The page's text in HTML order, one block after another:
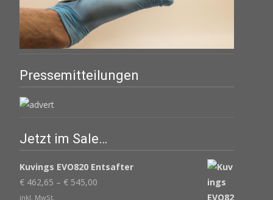
Pressemitteilungen
Jetzt im Sale…
Kuvings EVO820 Entsafter
€ 462,65 – € 545,00
inkl. MwSt.